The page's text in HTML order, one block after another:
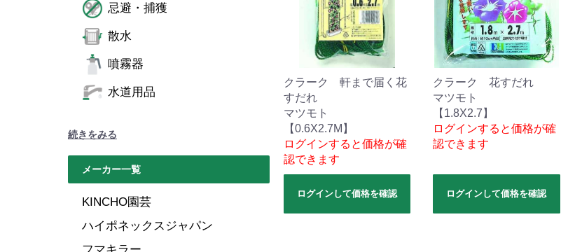
忌避・捕獲
散水
噴霧器
水道用品
続きをみる
メーカー一覧
KINCHO園芸
ハイポネックスジャパン
クラーク 軒まで届く花
すだれ
マツモト
【0.6X2.7M】
ログインすると価格が確
認できます
ログインして価格を確認
クラーク 花すだれ
マツモト
【1.8X2.7】
ログインすると価格が確
認できます
ログインして価格を確認